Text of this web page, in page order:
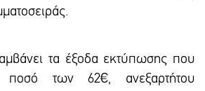
τα έξοδα εκτύπωσης που
ποσό των 62€, ανεξαρτήτου